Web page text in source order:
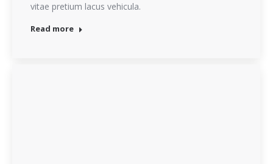
vitae pretium lacus vehicula.
Read more